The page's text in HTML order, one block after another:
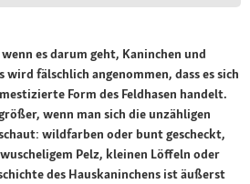
es darum geht, Kaninchen und
wird fälschlich angenommen, dass es sich
Form des Feldhasen handelt.
wenn man sich die unzähligen
wildfarben oder bunt gescheckt,
Pelz, kleinen Löffeln oder
des Hauskaninchens ist äußerst